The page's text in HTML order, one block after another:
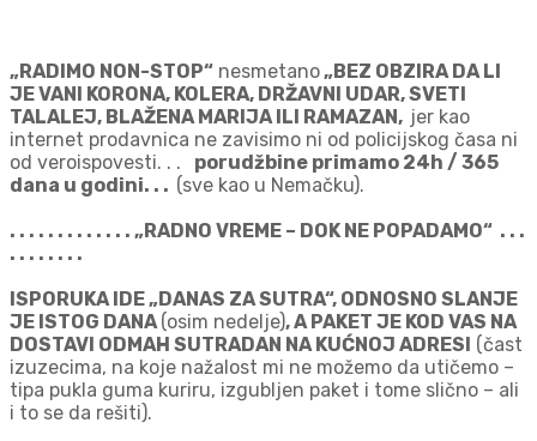
„RADIMO NON-STOP“ nesmetano „BEZ OBZIRA DA LI
JE VANI KORONA, KOLERA, DRŽAVNI UDAR, SVETI
TALALEJ, BLAŽENA MARIJA ILI RAMAZAN, jer kao
internet prodavnica ne zavisimo ni od policijskog časa ni
od veroispovesti. . .
porudžbine primamo 24h / 365
dana u godini. . . (sve kao u Nemačku).
. . . . . . . . . . . . . „RADNO VREME – DOK NE POPADAMO“ . . .
. . . . . . . .
ISPORUKA IDE „DANAS ZA SUTRA“, ODNOSNO SLANJE
JE ISTOG DANA (osim nedelje), A PAKET JE KOD VAS NA
DOSTAVI ODMAH SUTRADAN NA KUĆNOJ ADRESI (čast
izuzecima, na koje nažalost mi ne možemo da utičemo –
tipa pukla guma kuriru, izgubljen paket i tome slično – ali
i to se da rešiti).